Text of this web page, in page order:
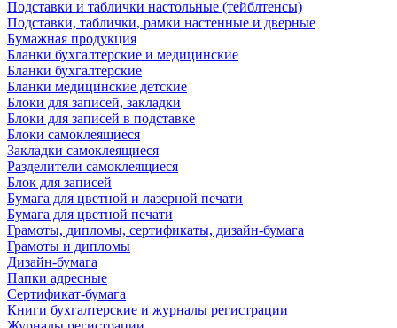
Подставки и таблички настольные (тейблтенсы)
Подставки, таблички, рамки настенные и дверные
Бумажная продукция
Бланки бухгалтерские и медицинские
Бланки бухгалтерские
Бланки медицинские детские
Блоки для записей, закладки
Блоки для записей в подставке
Блоки самоклеящиеся
Закладки самоклеящиеся
Разделители самоклеящиеся
Блок для записей
Бумага для цветной и лазерной печати
Бумага для цветной печати
Грамоты, дипломы, сертификаты, дизайн-бумага
Грамоты и дипломы
Дизайн-бумага
Папки адресные
Сертификат-бумага
Книги бухгалтерские и журналы регистрации